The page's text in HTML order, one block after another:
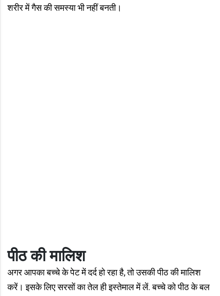
शरीर में गैस की समस्या भी नहीं बनती।
पीठ की मालिश
अगर आपका बच्चे के पेट में दर्द हो रहा है, तो उसकी पीठ की मालिश
करें। इसके लिए सरसों का तेल ही इस्तेमाल में लें. बच्चे को पीठ के बल